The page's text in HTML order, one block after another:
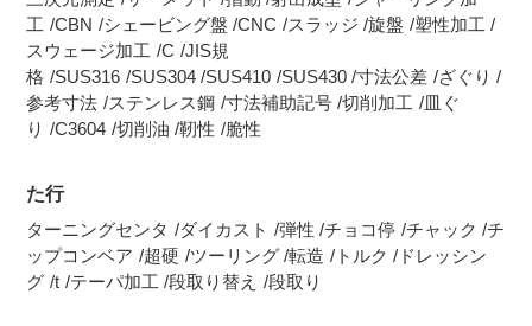
工 CBN シェービング盤 CNC スラッジ 旋盤 塑性加工
スウェージ加工 C JIS規
格 SUS316 SUS304 SUS410 SUS430 寸法公差 ざぐり
参考寸法 ステンレス鋼 寸法補助記号 切削加工 皿ぐ
り
C3604 切削油 靭性 脆性
た行
ターニングセンタ ダイカスト 弾性 チョコ停 チャック
チ
ップコンベア 超硬 ツーリング 転造 トルク
ドレッシン
グ t テーパ加工 段取り替え 段取り